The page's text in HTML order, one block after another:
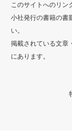
このサイトへのリン
小社発行の書籍の書
い。
掲載されている文章
にあります。